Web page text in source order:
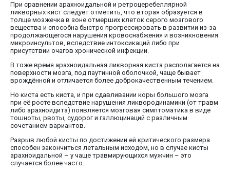
При сравнении арахноидальной и ретроцеребеллярной
ликворных кист следует отметить, что вторая образуется в
толще мозжечка в зоне отмерших клеток серого мозгового
вещества и способна быстро прогрессировать в развитии из-за
продолжающегося нарушения кровоснабжения и возникновения
микроинсультов, вследствие интоксикаций либо при
присутствии очагов хронической инфекции.
В тоже время арахноидальная ликворная киста располагается на
поверхности мозга, под паутинной оболочкой, чаще бывает
врождённой и отличается более доброкачественным течением.
Но киста есть киста, и при сдавливании коры большого мозга
при её росте вследствие нарушения ликвородинамики (от травм
либо арахноидита) появляется мозговая симптоматика в виде
тошноты, рвоты, судорог и галлюцинаций с различным
сочетанием вариантов.
Разрыв любой кисты по достижении ей критического размера
способен закончиться летальным исходом, но в случае кисты
арахноидальной – у чаще травмирующихся мужчин – это
случается более часто.